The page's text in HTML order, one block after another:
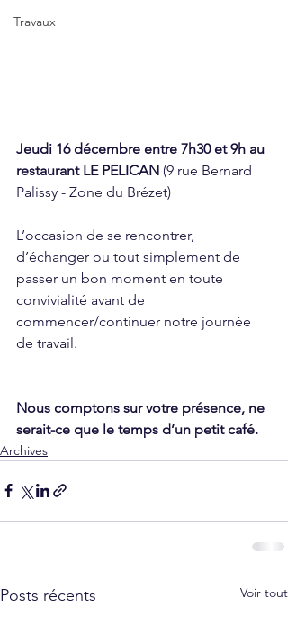
Travaux
Jeudi 16 décembre entre 7h30 et 9h au
restaurant LE PELICAN (9 rue Bernard
Palissy - Zone du Brézet)
L’occasion de se rencontrer,
d’échanger ou tout simplement de
passer un bon moment en toute
convivialité avant de
commencer/continuer notre journée
de travail.
Nous comptons sur votre présence, ne
serait-ce que le temps d’un petit café.
Archives
Posts récents Voir tout